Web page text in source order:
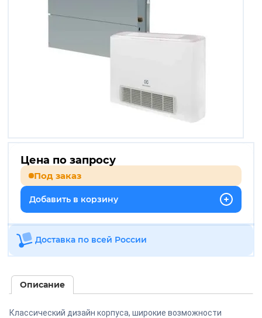
Цена по запросу
Под заказ
Добавить в корзину
Доставка по всей России
Описание
Классический дизайн корпуса, широкие возможности